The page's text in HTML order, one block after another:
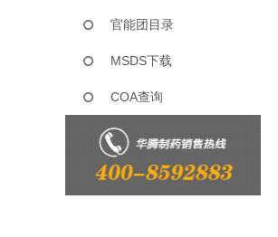
官能团目录
MSDS下载
COA查询